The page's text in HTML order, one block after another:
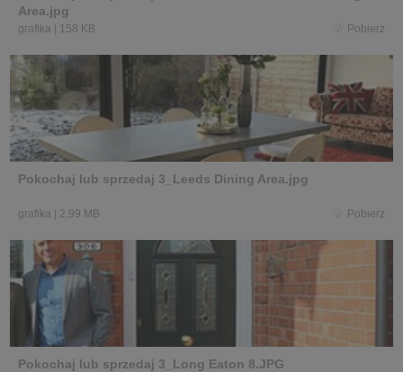
Area.jpg
grafika 158 KB Pobierz
Pokochaj lub sprzedaj 3_Leeds Dining Area.jpg
grafika 2,99 MB Pobierz
Pokochaj lub sprzedaj 3_Long Eaton 8.JPG